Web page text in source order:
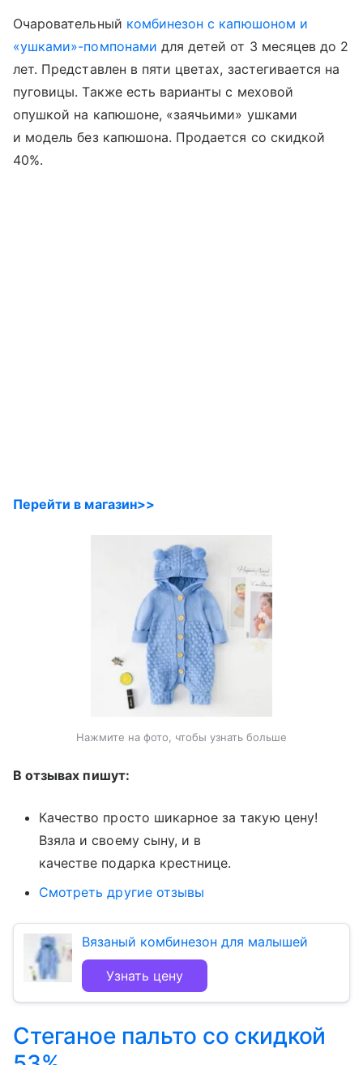
Очаровательный комбинезон с капюшоном и
«ушками»-помпонами для детей от 3 месяцев до 2
лет. Представлен в пяти цветах, застегивается на
пуговицы. Также есть варианты с меховой
опушкой на капюшоне, «заячьими» ушками
и модель без капюшона. Продается со скидкой
40%.
Перейти в магазин>>
Нажмите на фото, чтобы узнать больше
В отзывах пишут:
Качество просто шикарное за такую цену!
Взяла и своему сыну, и в
качестве подарка крестнице.
Смотреть другие отзывы
Вязаный комбинезон для малышей
Узнать цену
Стеганое пальто со скидкой